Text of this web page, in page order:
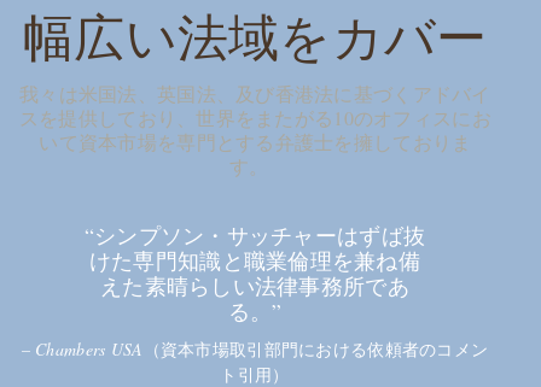
幅広い法域をカバー
我々は米国法、英国法、及び香港法に基づくアドバイ
スを提供しており、世界をまたがる10のオフィスにお
いて資本市場を専門とする弁護士を擁しておりま
す。
“シンプソン・サッチャーはずば抜
けた専門知識と職業倫理を兼ね備
えた素晴らしい法律事務所であ
る。”
– Chambers USA （資本市場取引部門における依頼者のコメン
ト引用）